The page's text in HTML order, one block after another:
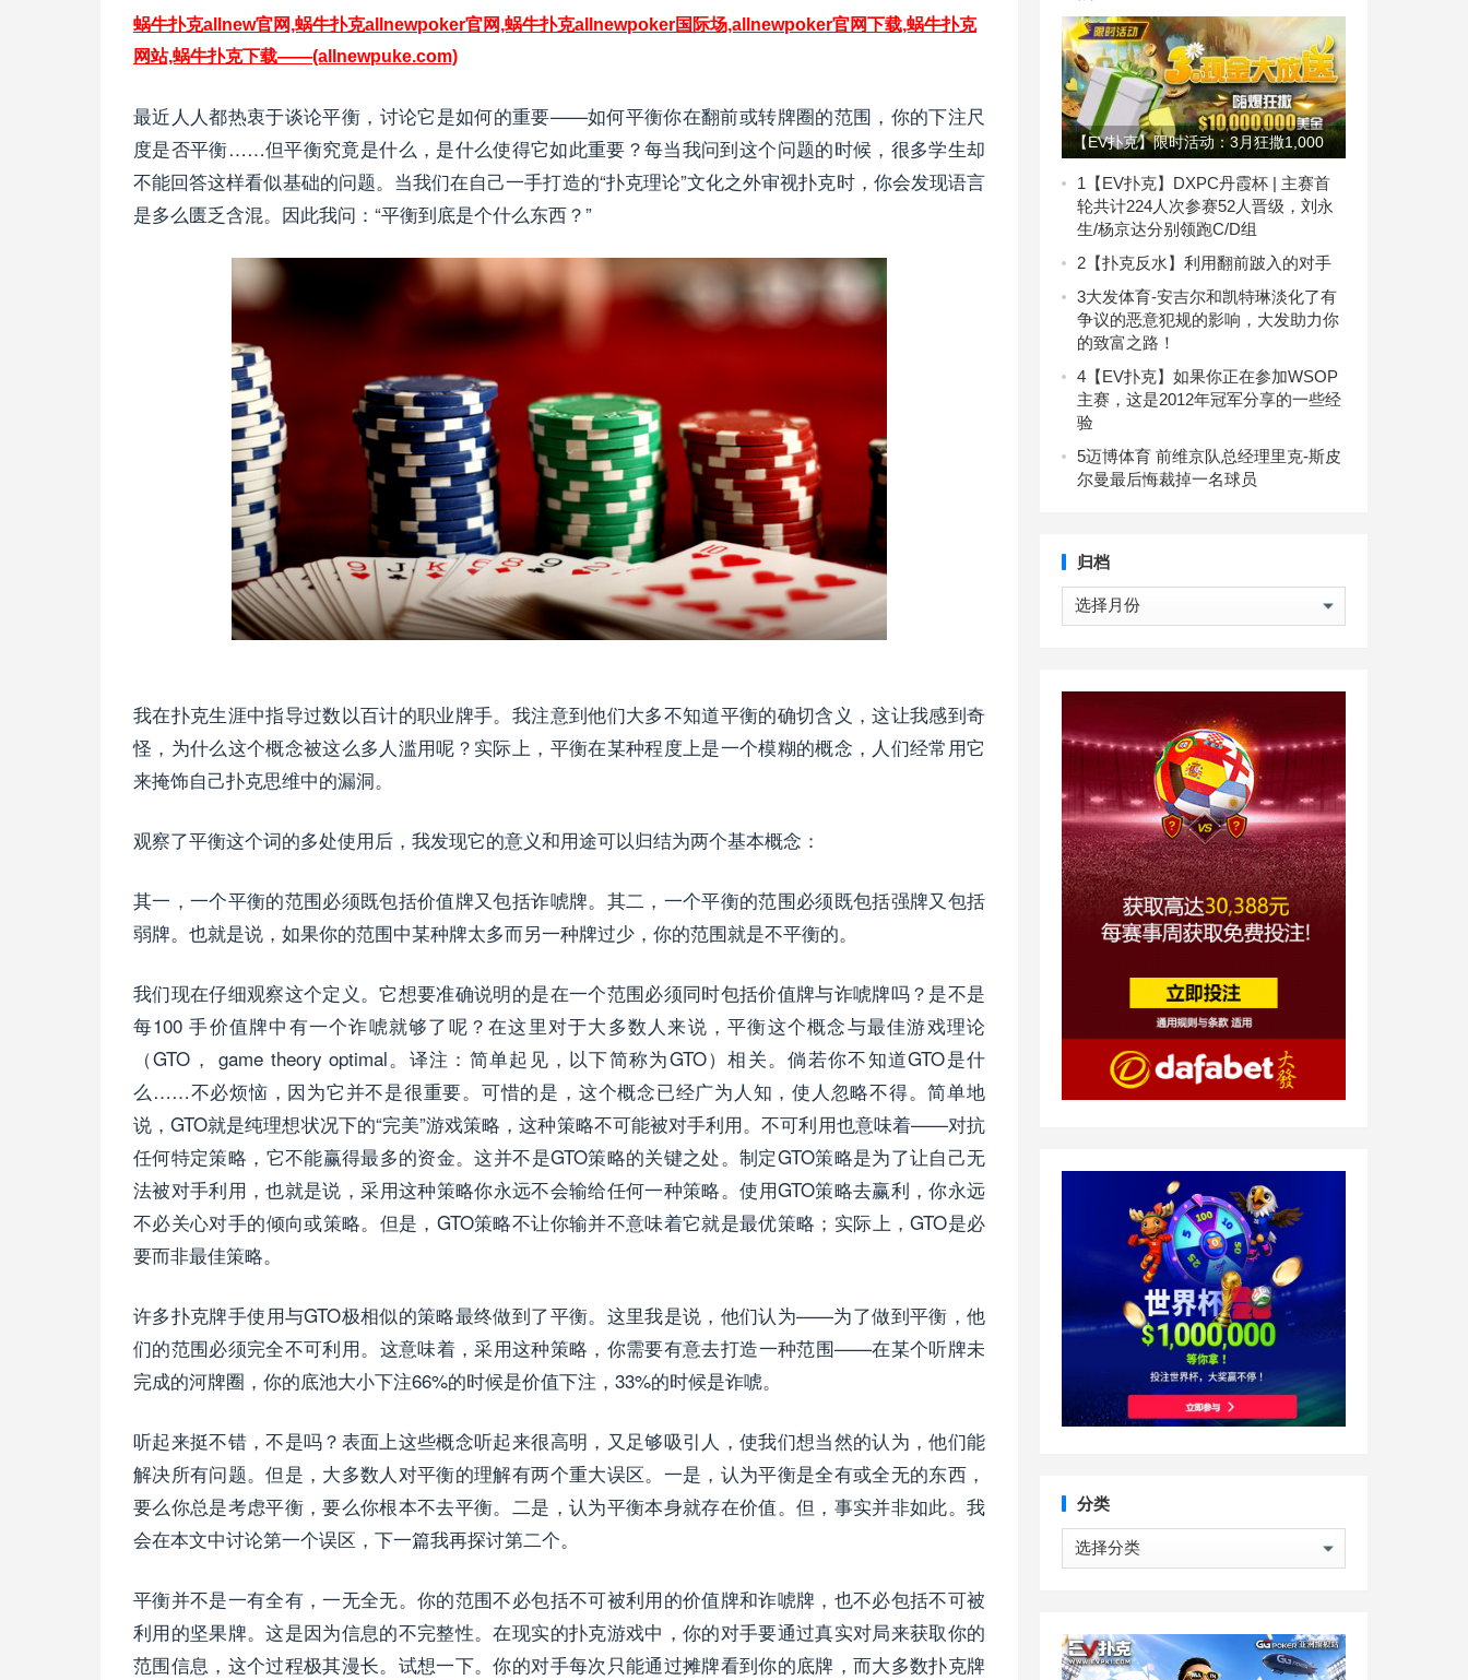
蜗牛扑克allnew官网,蜗牛扑克allnewpoker官网,蜗牛扑克allnewpoker国际场,allnewpoker官网下载,蜗牛扑克
网站,蜗牛扑克下载——(allnewpuke.com)
最近人人都热衷于谈论平衡，讨论它是如何的重要——如何平衡你在翻前或转牌圈的范围，你的下注尺
度是否平衡……但平衡究竟是什么，是什么使得它如此重要？每当我问到这个问题的时候，很多学生却
不能回答这样看似基础的问题。当我们在自己一手打造的“扑克理论”文化之外审视扑克时，你会发现语言
是多么匮乏含混。因此我问：“平衡到底是个什么东西？”
我在扑克生涯中指导过数以百计的职业牌手。我注意到他们大多不知道平衡的确切含义，这让我感到奇
怪，为什么这个概念被这么多人滥用呢？实际上，平衡在某种程度上是一个模糊的概念，人们经常用它
来掩饰自己扑克思维中的漏洞。
观察了平衡这个词的多处使用后，我发现它的意义和用途可以归结为两个基本概念：
其一，一个平衡的范围必须既包括价值牌又包括诈唬牌。其二，一个平衡的范围必须既包括强牌又包括
弱牌。也就是说，如果你的范围中某种牌太多而另一种牌过少，你的范围就是不平衡的。
我们现在仔细观察这个定义。它想要准确说明的是在一个范围必须同时包括价值牌与诈唬牌吗？是不是
每100 手价值牌中有一个诈唬就够了呢？在这里对于大多数人来说，平衡这个概念与最佳游戏理论
（GTO， game theory optimal。译注：简单起见，以下简称为GTO）相关。倘若你不知道GTO是什
么……不必烦恼，因为它并不是很重要。可惜的是，这个概念已经广为人知，使人忽略不得。简单地
说，GTO就是纯理想状况下的“完美”游戏策略，这种策略不可能被对手利用。不可利用也意味着——对抗
任何特定策略，它不能赢得最多的资金。这并不是GTO策略的关键之处。制定GTO策略是为了让自己无
法被对手利用，也就是说，采用这种策略你永远不会输给任何一种策略。使用GTO策略去赢利，你永远
不必关心对手的倾向或策略。但是，GTO策略不让你输并不意味着它就是最优策略；实际上，GTO是必
要而非最佳策略。
许多扑克牌手使用与GTO极相似的策略最终做到了平衡。这里我是说，他们认为——为了做到平衡，他
们的范围必须完全不可利用。这意味着，采用这种策略，你需要有意去打造一种范围——在某个听牌未
完成的河牌圈，你的底池大小下注66%的时候是价值下注，33%的时候是诈唬。
听起来挺不错，不是吗？表面上这些概念听起来很高明，又足够吸引人，使我们想当然的认为，他们能
解决所有问题。但是，大多数人对平衡的理解有两个重大误区。一是，认为平衡是全有或全无的东西，
要么你总是考虑平衡，要么你根本不去平衡。二是，认为平衡本身就存在价值。但，事实并非如此。我
会在本文中讨论第一个误区，下一篇我再探讨第二个。
平衡并不是一有全有，一无全无。你的范围不必包括不可被利用的价值牌和诈唬牌，也不必包括不可被
利用的坚果牌。这是因为信息的不完整性。在现实的扑克游戏中，你的对手要通过真实对局来获取你的
范围信息，这个过程极其漫长。试想一下。你的对手每次只能通过摊牌看到你的底牌，而大多数扑克牌
【EV扑克】限时活动：3月狂撒1,000
万美金！
1 【EV扑克】DXPC丹霞杯 | 主赛首
轮共计224人次参赛52人晋级，刘永
生/杨京达分别领跑C/D组
2 【扑克反水】利用翻前跛入的对手
3大发体育-安吉尔和凯特琳淡化了有
争议的恶意犯规的影响，大发助力你
的致富之路！
4 【EV扑克】如果你正在参加WSOP
主赛，这是2012年冠军分享的一些经
验
5迈博体育 前维京队总经理里克-斯皮
尔曼最后悔裁掉一名球员
归档
归
分类
分
类